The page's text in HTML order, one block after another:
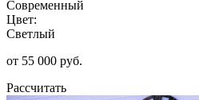
Современный
Цвет:
Светлый
от 55 000 руб.
Рассчитать